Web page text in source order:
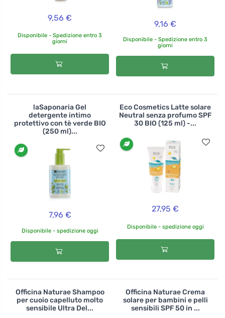
9,56 €
Disponibile - Spedizione entro 3
giorni
9,16 €
Disponibile - Spedizione entro 3
giorni
laSaponaria Gel
detergente intimo
protettivo con tè verde BIO
(250 ml)...
7,96 €
Disponibile - spedizione oggi
Eco Cosmetics Latte solare
Neutral senza profumo SPF
30 BIO (125 ml) -...
27,95 €
Disponibile - spedizione oggi
Officina Naturae Shampoo
per cuoio capelluto molto
sensibile Ultra Del...
Officina Naturae Crema
solare per bambini e pelli
sensibili SPF 50 in ...